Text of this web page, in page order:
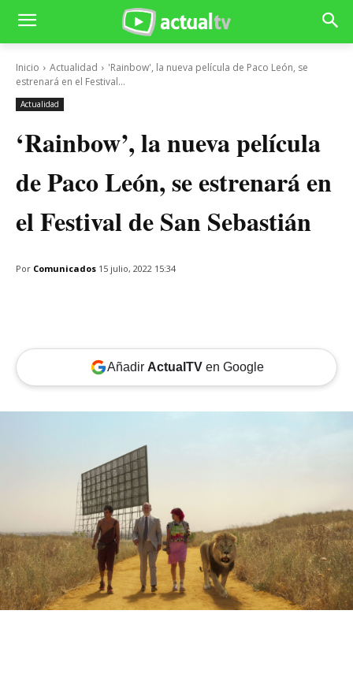
Inicio Actualidad
'Rainbow', la nueva película de Paco León, se
estrenará en el Festival...
Actualidad
‘Rainbow’, la nueva película
de Paco León, se estrenará en
el Festival de San Sebastián
Por Comunicados 15 julio, 2022 15:34
Añadir ActualTVen Google